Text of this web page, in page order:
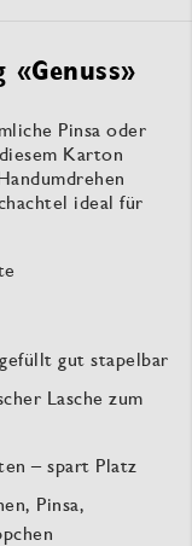
«Genuss»
Pinsa oder
Karton
ideal für
gut stapelbar
Lasche zum
– spart Platz
Pinsa,